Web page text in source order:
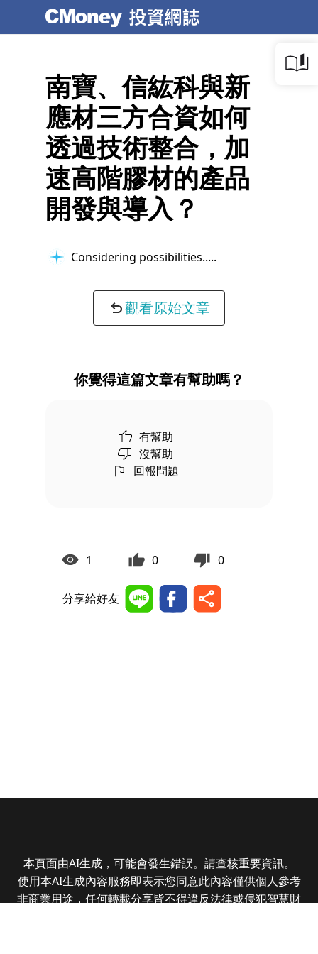
南寶、信紘科與新
應材三方合資如何
透過技術整合，加
速高階膠材的產品
開發與導入？
Considering possibilities...
觀看原始文章
你覺得這篇文章有幫助嗎？
有幫助
沒幫助
回報問題
1 0 0
分享給好友
本頁面由AI生成，可能會發生錯誤。請查核重要資訊。
使用本AI生成內容服務即表示您同意此內容僅供個人參考
非商業用途，任何轉載分享皆不得違反法律或侵犯智慧財